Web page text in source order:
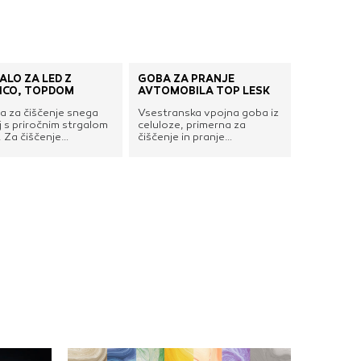
ZA LED Z
TOPDOM
za čiščenje snega
s priročnim strgalom
Za čiščenje
GOBA ZA PRANJE
AVTOMOBILA TOP LESK
Vsestranska vpojna goba iz
celuloze, primerna za
čiščenje in pranje
in
DOVOLI VSE